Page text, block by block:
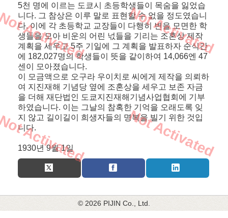
5천 명에 이르는 도쿄시 초등학생들이 목숨을 잃었습
니다. 그 참상은 이루 말로 표현할 수 없을 정도였습니
다. 이에 각 초등학교 교장들이 다행히 변을 모면한 학
생들을 모아 비운의 어린 넋들을 기리는 조혼상 제작
계획을 세우고 5주 기일에 그 계획을 발표하자 순식간
에 182,027명의 학생들이 뜻을 같이하여 14,066엔 47
센이 모아졌습니다.
이 모금액으로 오구라 우이치로 씨에게 제작을 의뢰하
여 지진재해 기념당 옆에 조혼상을 세우고 보존 자금
을 더해 재단법인 도쿄지진재해기념사업협회에 기부
하였습니다. 이는 그날의 참혹한 기억을 오래도록 잊
지 않고 길이길이 희생자들의 명복을 빌기 위한 것입
니다.
1930년 9월 1일
Activated Not Activated
Activated Not Activated
© 2026 PIJIN Co., Ltd.